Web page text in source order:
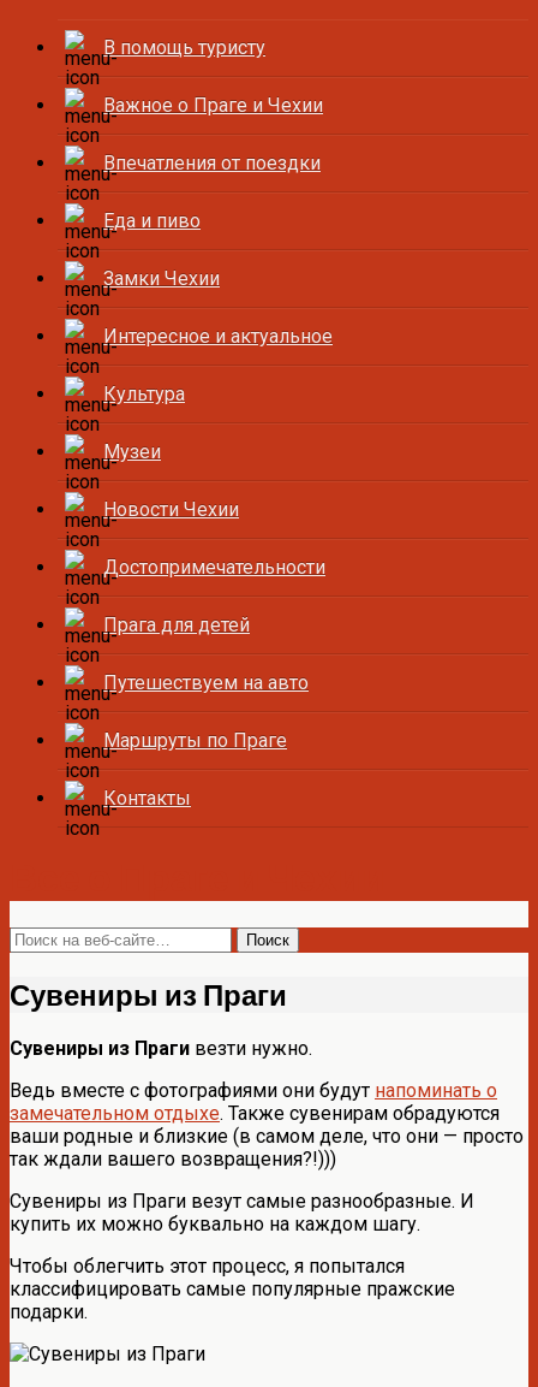
В помощь туристу
Важное о Праге и Чехии
Впечатления от поездки
Еда и пиво
Замки Чехии
Интересное и актуальное
Культура
Музеи
Новости Чехии
Достопримечательности
Прага для детей
Путешествуем на авто
Маршруты по Праге
Контакты
Сувениры из Праги
Сувениры из Праги везти нужно.
Ведь вместе с фотографиями они будут напоминать о
замечательном отдыхе. Также сувенирам обрадуются
ваши родные и близкие (в самом деле, что они — просто
так ждали вашего возвращения?!)))
Сувениры из Праги везут самые разнообразные. И
купить их можно буквально на каждом шагу.
Чтобы облегчить этот процесс, я попытался
классифицировать самые популярные пражские
подарки.